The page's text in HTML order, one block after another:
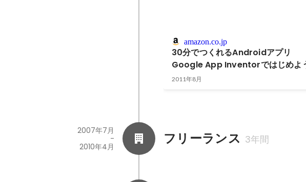
amazon.co.jp
30分でつくれるAndroidアプリ
Google App Inventorではじめよ
2011年8月
フリーランス 3年間
2007年7月
-
2010年4月